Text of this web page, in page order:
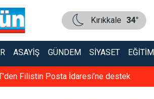
Kırıkkale 34°
ASAYIŞ GÜNDEM SIYASET EĞITIM
Ersoy ile Acun Ilıcalı bir araya geldi